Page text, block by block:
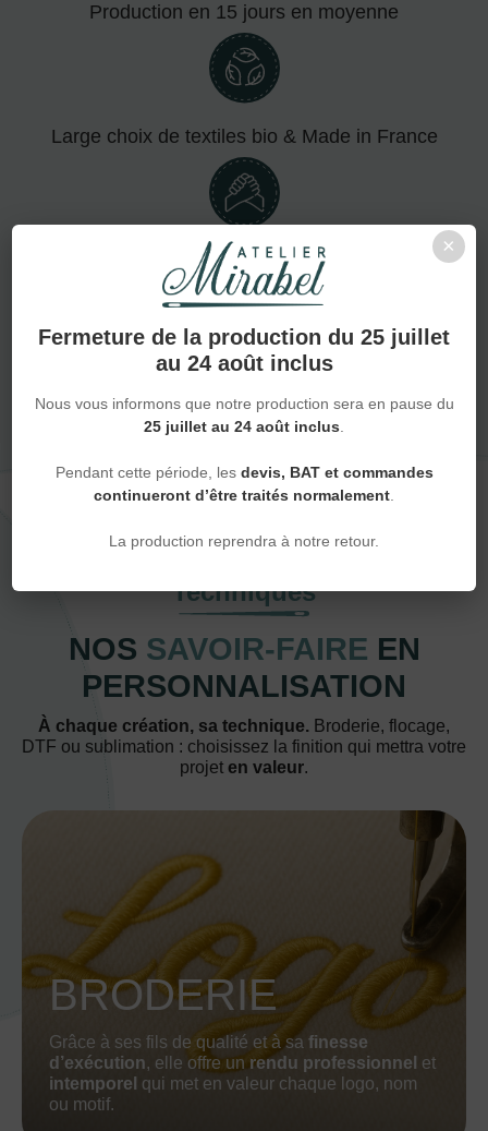
×
Fermeture de la production du 25 juillet
au 24 août inclus
Nous vous informons que notre production sera en pause du
25 juillet au 24 août inclus
Pendant cette période, les devis, BAT et commandes
continueront d’être traités normalement
La production reprendra à notre retour.
Production en 15 jours en moyenne
Large choix de textiles bio & Made in France
Accompagnement pro ou particulier
NOUS DÉCOUVRIR
Techniques
NOS SAVOIR-FAIRE EN
PERSONNALISATION
À chaque création, sa technique. Broderie, flocage,
DTF ou sublimation : choisissez la finition qui mettra votre
projet en valeur.
BRODERIE
Grâce à ses fils de qualité et à sa finesse
d’exécution, elle offre un rendu professionnel et
intemporel qui met en valeur chaque logo, nom
ou motif.